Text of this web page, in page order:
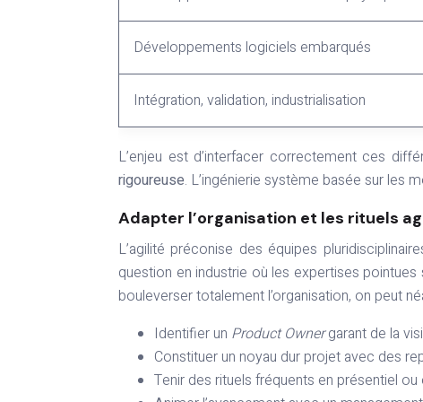
Développements logiciels embarqués
Intégration, validation, industrialisation
L’enjeu est d’interfacer correctement ces
rigoureuse. L’ingénierie système basée sur les
Adapter l’organisation et les rituels
L’agilité préconise des équipes
question en industrie où les expertises
bouleverser totalement l’organisation, on peut
Identifier un Product Ownergarant de la
Constituer un noyau dur projet avec des
Tenir des rituels fréquents en présentiel ou